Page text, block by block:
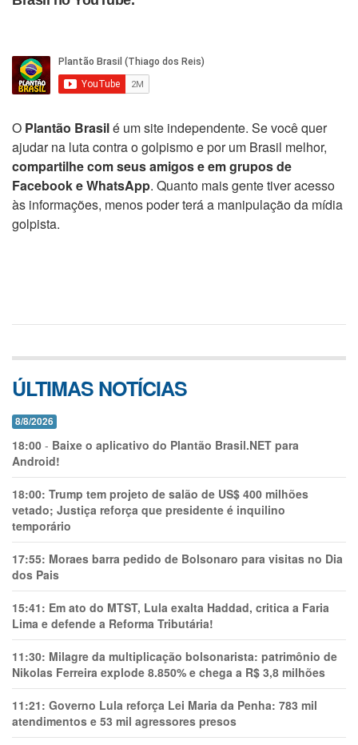
O Plantão Brasilé um site independente. Se você quer
ajudar na luta contra o golpismo e por um Brasil melhor,
compartilhe com seus amigos e em grupos de
Facebook e WhatsApp. Quanto mais gente tiver acesso
às informações, menos poder terá a manipulação da mídia
golpista.
ÚLTIMAS NOTÍCIAS
8/8/2026
18:00 - Baixe o aplicativo do Plantão Brasil.NET para
Android!
18:00: Trump tem projeto de salão de US$ 400 milhões
vetado; Justiça reforça que presidente é inquilino
temporário
17:55: Moraes barra pedido de Bolsonaro para visitas no Dia
dos Pais
15:41: Em ato do MTST, Lula exalta Haddad, critica a Faria
Lima e defende a Reforma Tributária!
11:30: Milagre da multiplicação bolsonarista: patrimônio de
Nikolas Ferreira explode 8.850% e chega a R$ 3,8 milhões
11:21: Governo Lula reforça Lei Maria da Penha: 783 mil
atendimentos e 53 mil agressores presos